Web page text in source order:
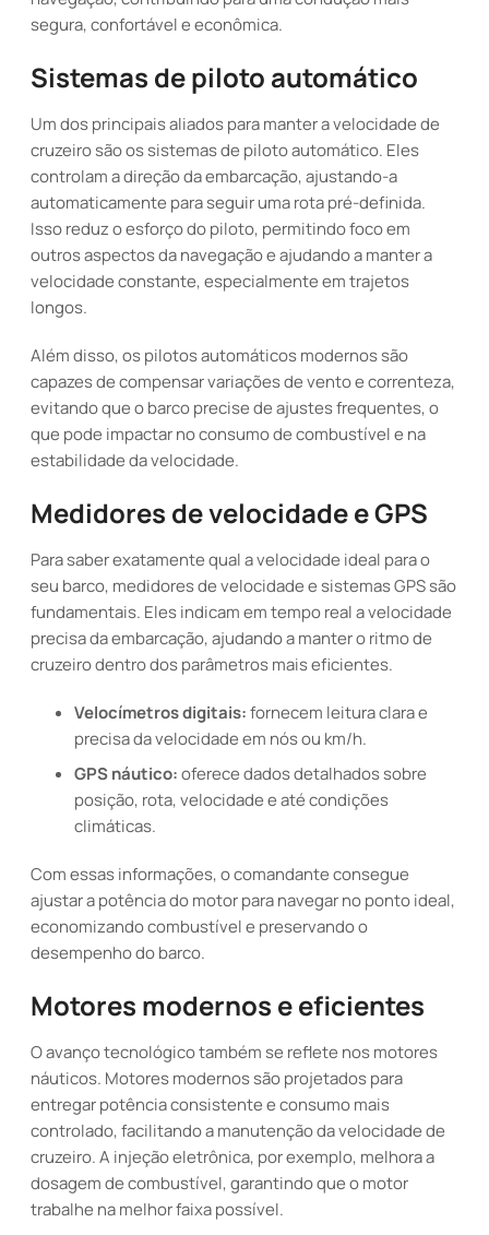
segura, confortável e econômica.
Sistemas de piloto automático
Um dos principais aliados para manter a velocidade de
cruzeiro são os sistemas de piloto automático. Eles
controlam a direção da embarcação, ajustando-a
automaticamente para seguir uma rota pré-definida.
Isso reduz o esforço do piloto, permitindo foco em
outros aspectos da navegação e ajudando a manter a
velocidade constante, especialmente em trajetos
longos.
Além disso, os pilotos automáticos modernos são
capazes de compensar variações de vento e correnteza,
evitando que o barco precise de ajustes frequentes, o
que pode impactar no consumo de combustível e na
estabilidade da velocidade.
Medidores de velocidade e GPS
Para saber exatamente qual a velocidade ideal para o
seu barco, medidores de velocidade e sistemas GPS são
fundamentais. Eles indicam em tempo real a velocidade
precisa da embarcação, ajudando a manter o ritmo de
cruzeiro dentro dos parâmetros mais eficientes.
Velocímetros digitais:fornecem leitura clara e
precisa da velocidade em nós ou km/h.
GPS náutico:oferece dados detalhados sobre
posição, rota, velocidade e até condições
climáticas.
Com essas informações, o comandante consegue
ajustar a potência do motor para navegar no ponto ideal,
economizando combustível e preservando o
desempenho do barco.
Motores modernos e eficientes
O avanço tecnológico também se reflete nos motores
náuticos. Motores modernos são projetados para
entregar potência consistente e consumo mais
controlado, facilitando a manutenção da velocidade de
cruzeiro. A injeção eletrônica, por exemplo, melhora a
dosagem de combustível, garantindo que o motor
trabalhe na melhor faixa possível.